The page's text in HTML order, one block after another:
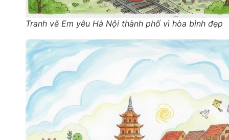
Tranh vẽ Em yêu Hà Nội thành phố vì hòa bình đẹp